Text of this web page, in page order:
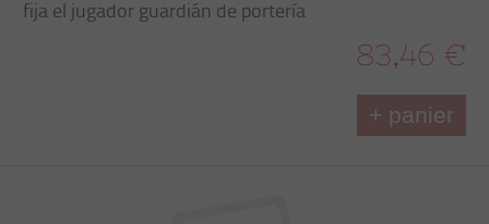
fija el jugador guardián de portería
83,46 €
+ panier